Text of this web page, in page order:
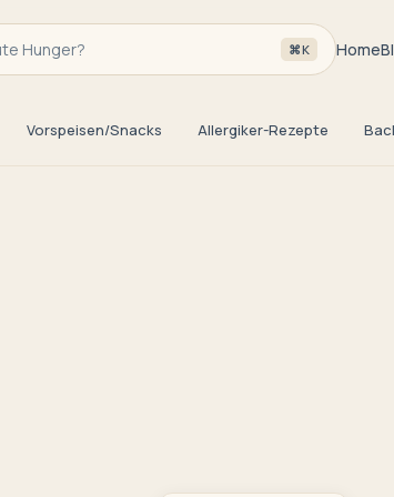
Hunger? ⌘K Home
Vorspeisen/Snacks Allergiker-Rezepte